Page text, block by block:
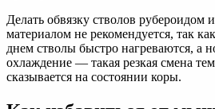
Делать обвязку стволов
материалом не рекомендуется, так
днем стволы быстро нагреваются, а
охлаждение — такая резкая смена
сказывается на состоянии коры.